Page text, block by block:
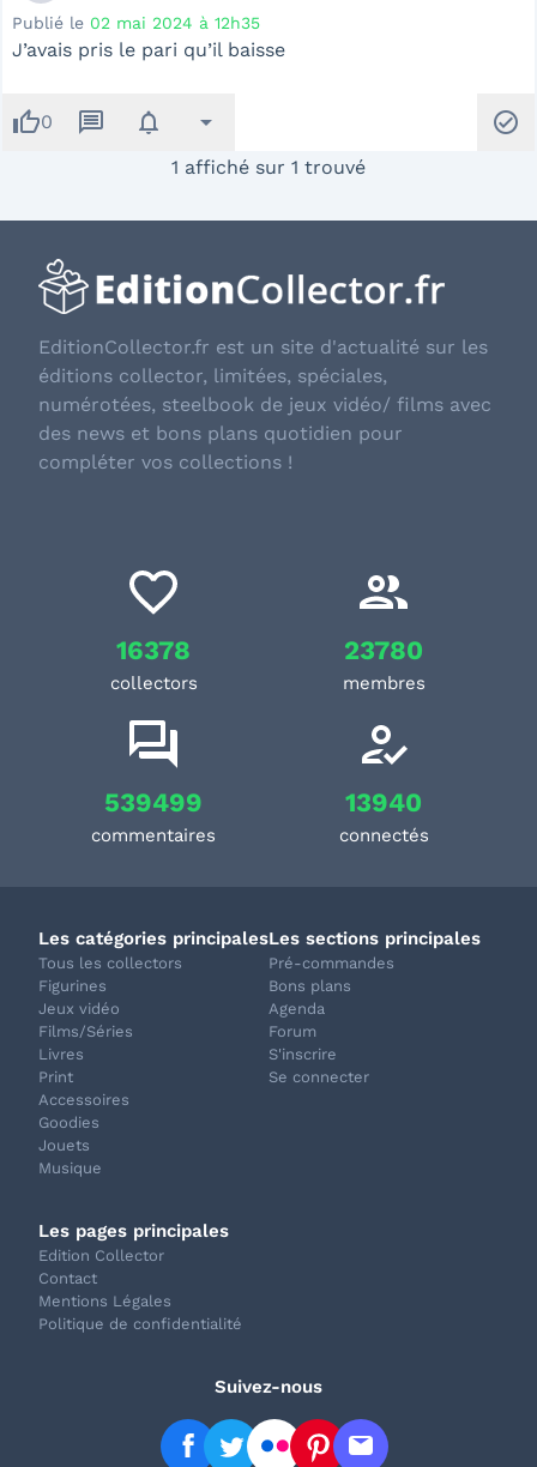
Publié le 02 mai 2024 à 12h35
J’avais pris le pari qu’il baisse
thumb_up0 message notifications arrow_drop_down check_circle
1 affiché sur 1 trouvé
EditionCollector.fr est un site d'actualité sur les
éditions collector, limitées, spéciales,
numérotées, steelbook de jeux vidéo/ films avec
des news et bons plans quotidien pour
compléter vos collections !
16378
collectors
23780
membres
539499
commentaires
13940
connectés
Les catégories principales
Tous les collectors
Figurines
Jeux vidéo
Films/Séries
Livres
Print
Accessoires
Goodies
Jouets
Musique
Les sections principales
Pré-commandes
Bons plans
Agenda
Forum
S'inscrire
Se connecter
Les pages principales
Edition Collector
Contact
Mentions Légales
Politique de confidentialité
Suivez-nous